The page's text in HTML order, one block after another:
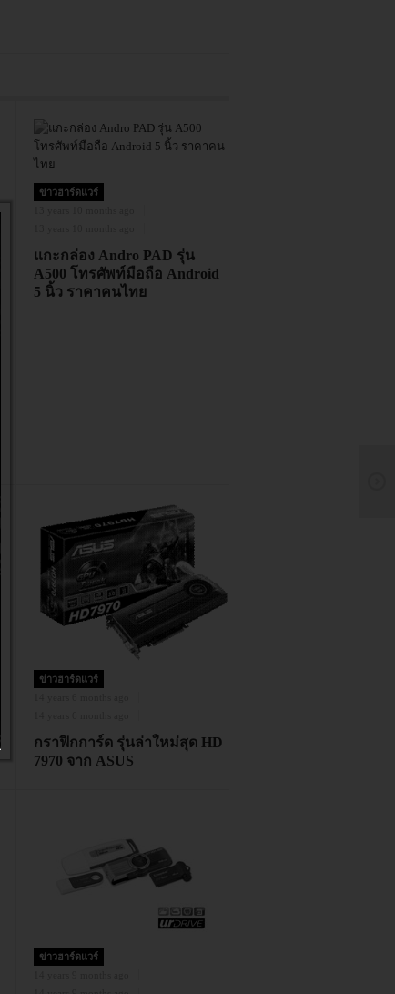
ข่าวฮาร์ดแวร์
แกะกล่อง Andro PAD รุ่น
A500 โทรศัพท์มือถือ Android
5 นิ้ว ราคาคนไทย
ข่าวฮาร์ดแวร์
กราฟิกการ์ด รุ่นล่าใหม่สุด HD
7970 จาก ASUS
ข่าวฮาร์ดแวร์